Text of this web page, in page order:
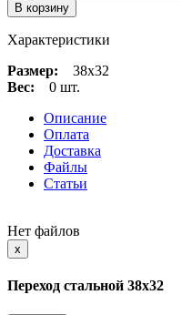
В корзину
Характеристики
Размер:
38х32
Вес:
0 шт.
Описание
Оплата
Доставка
Файлы
Статьи
Нет файлов
x
Переход стальной 38х32